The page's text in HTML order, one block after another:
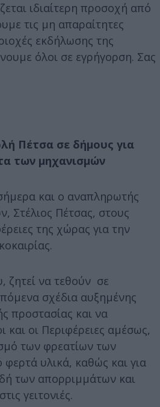
ιδιαίτερη προσοχή από
τις μη απαραίτητες
εκδήλωσης της
όλοι σε εγρήγορση. Σας
Πέτσα σε δήμους για
των μηχανισμών
και ο αναπληρωτής
Στέλιος Πέτσας, στους
της χώρας για την
ζητεί να τεθούν σε
σχέδια αυξημένης
προστασίας και να
και οι Περιφέρειες αμέσως,
των φρεατίων των
υλικά, καθώς και για
των απορριμμάτων και
γειτονιές.